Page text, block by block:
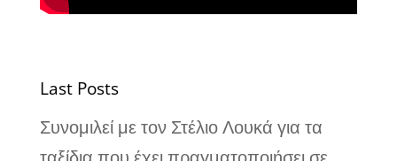
Last Posts
Συνομιλεί με τον Στέλιο Λουκά για τα